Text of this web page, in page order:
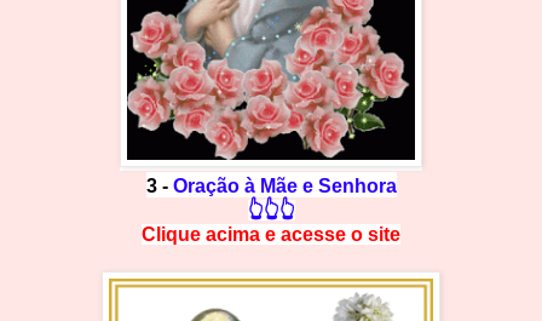
3 - Oração à Mãe e Senhora
👆👆👆
Clique acima e acesse o site